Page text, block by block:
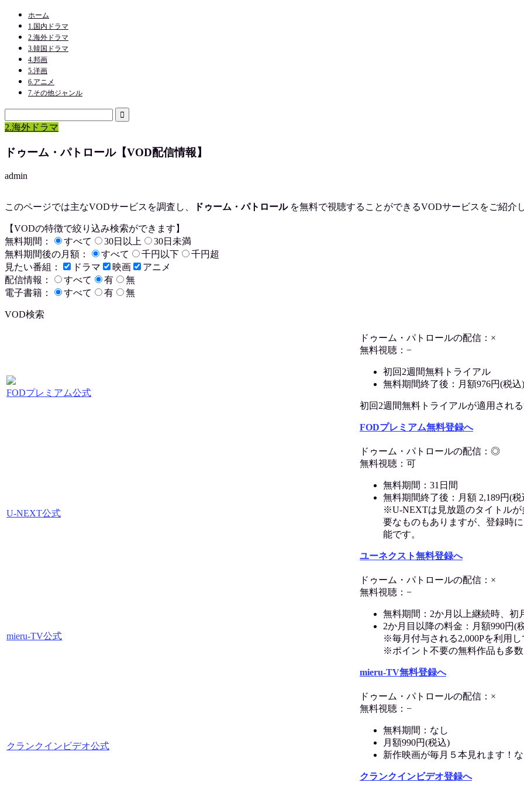
ホーム
1.国内ドラマ
2.海外ドラマ
3.韓国ドラマ
4.邦画
5.洋画
6.アニメ
7.その他ジャンル
2.海外ドラマ
ドゥーム・パトロール【VOD配信情報】
admin
このページでは主なVODサービスを調査し、 ドゥーム・パトロールを無料で視聴することができるVODサービスをご紹介
【VODの特徴で絞り込み検索ができます】
無料期間：
すべて 30日以上
30日未満
無料期間後の月額：
すべて 千円以下
千円超
見たい番組：
ドラマ 映画
アニメ
配信情報：
すべて 有
無
電子書籍：
すべて 有 無
VOD検索
FODプレミアム公式
ドゥーム・パトロールの配信：×
無料視聴：−
初回2週間無料トライアル
無料期間終了後：月額976円(税込)
初回2週間無料トライアルが適用され
FODプレミアム無料登録へ
U-NEXT公式
ドゥーム・パトロールの配信：◎
無料視聴：可
無料期間：31日間
無料期間終了後：月額 2,189円(税
※U-NEXTは見放題のタイトル
要なものもありますが、登録時
能です。
ユーネクスト無料登録へ
mieru-TV公式
ドゥーム・パトロールの配信：×
無料視聴：−
無料期間：2か月以上継続時、初
2か月目以降の料金：月額990円(
※毎月付与される2,000Pを利用
※ポイント不要の無料作品も多
mieru-TV無料登録へ
クランクインビデオ公式
ドゥーム・パトロールの配信：×
無料視聴：−
無料期間：なし
月額990円(税込)
新作映画が毎月５本見れます！
クランクインビデオ登録へ